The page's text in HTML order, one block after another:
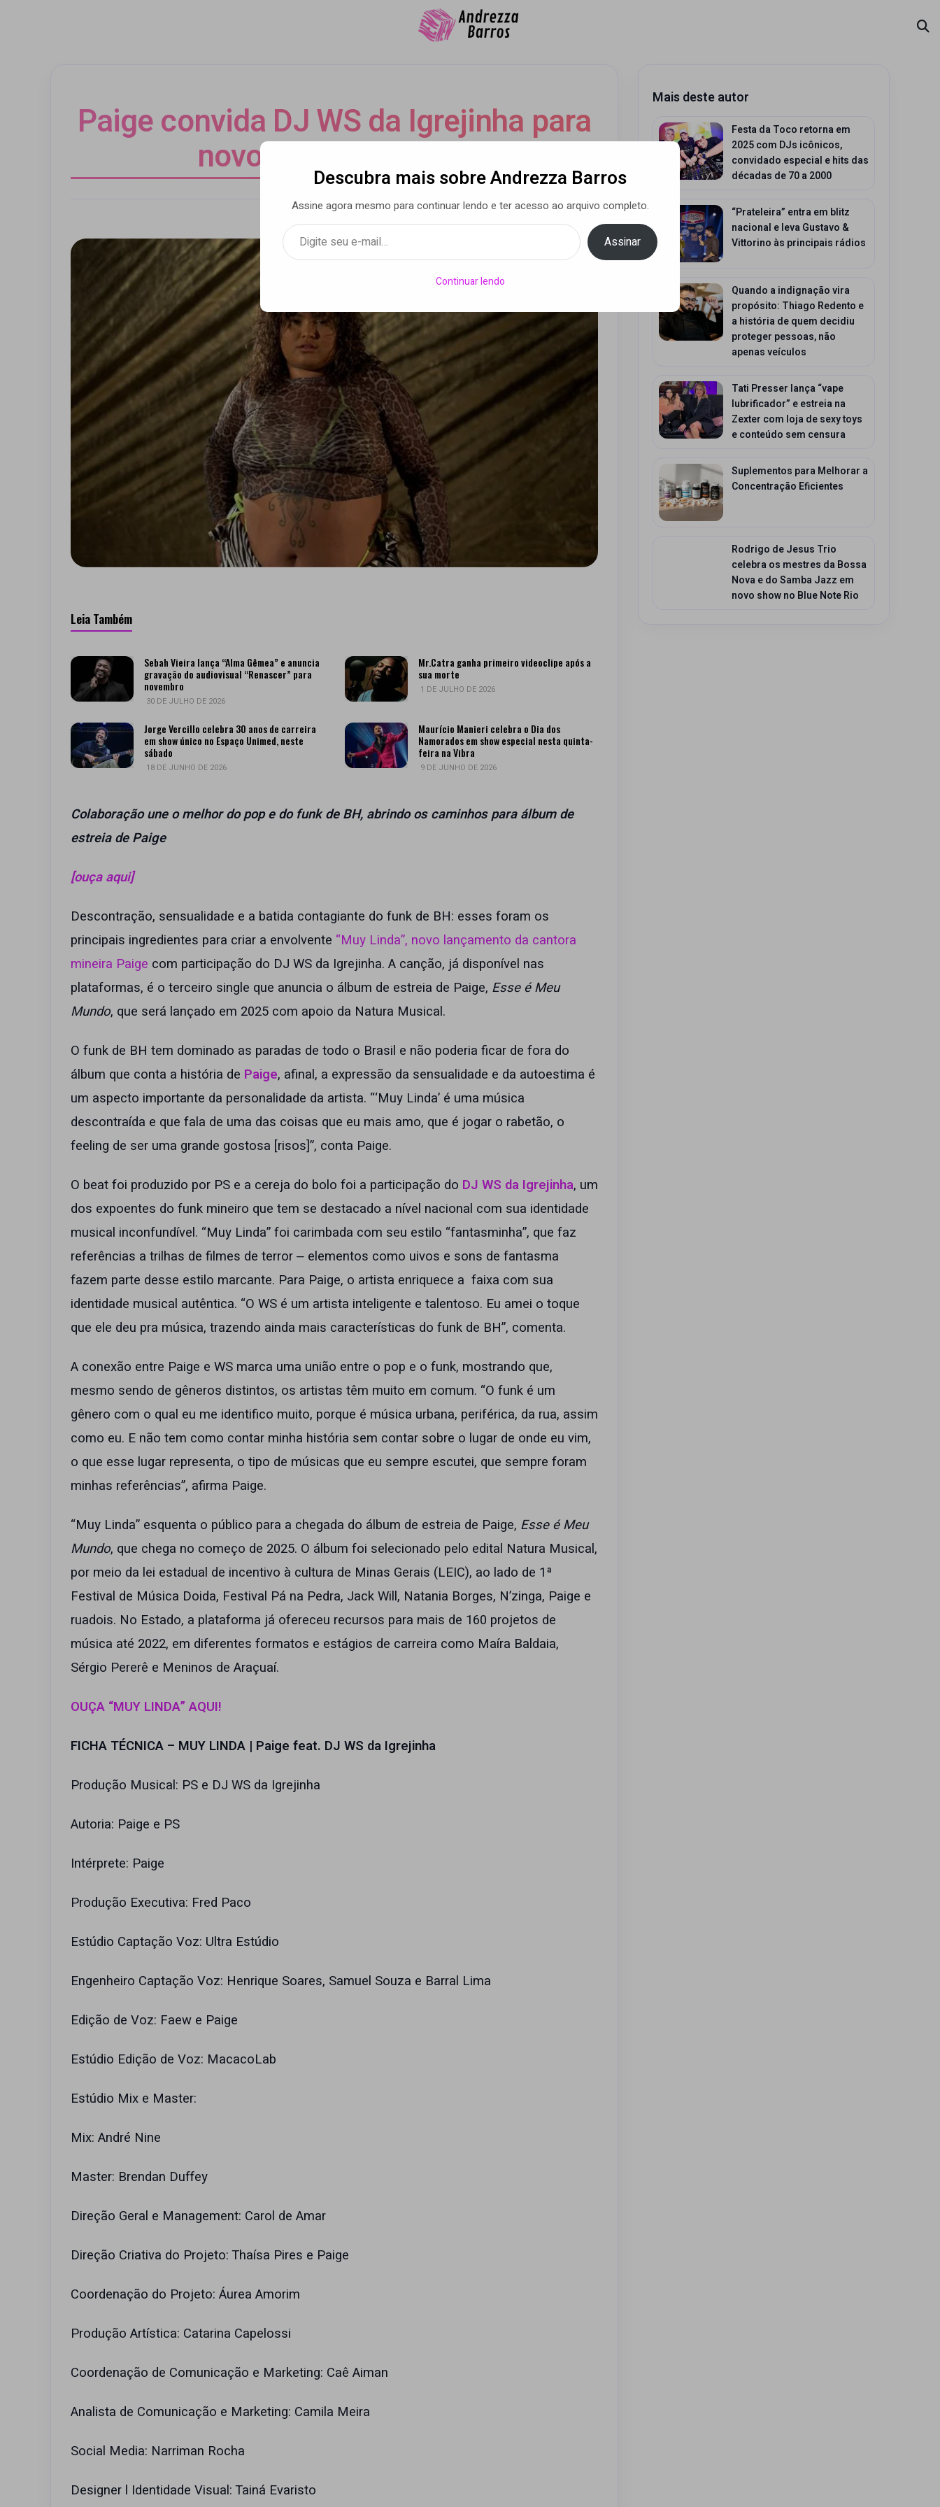
Paige convida DJ WS da Igrejinha para
novo hit “Muy Linda”
Por Luca Moreira • 22 nov 2024
Leia Também
Sebah Vieira lança “Alma Gêmea” e anuncia
gravação do audiovisual “Renascer” para
novembro
30 DE JULHO DE 2026
Mr.Catra ganha primeiro videoclipe após a
sua morte
1 DE JULHO DE 2026
Jorge Vercillo celebra 30 anos de carreira
em show único no Espaço Unimed, neste
sábado
18 DE JUNHO DE 2026
Maurício Manieri celebra o Dia dos
Namorados em show especial nesta quinta-
feira na Vibra
9 DE JUNHO DE 2026
Colaboração une o melhor do pop e do funk de BH, abrindo os caminhos para álbum de
estreia de Paige
[ouça aqui]
Descontração, sensualidade e a batida contagiante do funk de BH: esses foram os
principais ingredientes para criar a envolvente “Muy Linda”, novo lançamento da cantora
mineira Paige com participação do DJ WS da Igrejinha. A canção, já disponível nas
plataformas, é o terceiro single que anuncia o álbum de estreia de Paige, Esse é Meu
Mundo, que será lançado em 2025 com apoio da Natura Musical.
O funk de BH tem dominado as paradas de todo o Brasil e não poderia ficar de fora do
álbum que conta a história de Paige, afinal, a expressão da sensualidade e da autoestima é
um aspecto importante da personalidade da artista. “‘Muy Linda’ é uma música
descontraída e que fala de uma das coisas que eu mais amo, que é jogar o rabetão, o
feeling de ser uma grande gostosa [risos]”, conta Paige.
O beat foi produzido por PS e a cereja do bolo foi a participação do DJ WS da Igrejinha, um
dos expoentes do funk mineiro que tem se destacado a nível nacional com sua identidade
musical inconfundível. “Muy Linda” foi carimbada com seu estilo “fantasminha”, que faz
referências a trilhas de filmes de terror ‒ elementos como uivos e sons de fantasma
fazem parte desse estilo marcante. Para Paige, o artista enriquece a faixa com sua
identidade musical autêntica. “O WS é um artista inteligente e talentoso. Eu amei o toque
que ele deu pra música, trazendo ainda mais características do funk de BH”, comenta.
A conexão entre Paige e WS marca uma união entre o pop e o funk, mostrando que,
mesmo sendo de gêneros distintos, os artistas têm muito em comum. “O funk é um
gênero com o qual eu me identifico muito, porque é música urbana, periférica, da rua, assim
como eu. E não tem como contar minha história sem contar sobre o lugar de onde eu vim,
o que esse lugar representa, o tipo de músicas que eu sempre escutei, que sempre foram
minhas referências”, afirma Paige.
“Muy Linda” esquenta o público para a chegada do álbum de estreia de Paige, Esse é Meu
Mundo, que chega no começo de 2025. O álbum foi selecionado pelo edital Natura Musical,
por meio da lei estadual de incentivo à cultura de Minas Gerais (LEIC), ao lado de 1ª
Festival de Música Doida, Festival Pá na Pedra, Jack Will, Natania Borges, N’zinga, Paige e
ruadois. No Estado, a plataforma já ofereceu recursos para mais de 160 projetos de
música até 2022, em diferentes formatos e estágios de carreira como Maíra Baldaia,
Sérgio Pererê e Meninos de Araçuaí.
OUÇA “MUY LINDA” AQUI!
FICHA TÉCNICA – MUY LINDA | Paige feat. DJ WS da Igrejinha
Produção Musical: PS e DJ WS da Igrejinha
Autoria: Paige e PS
Intérprete: Paige
Produção Executiva: Fred Paco
Estúdio Captação Voz: Ultra Estúdio
Engenheiro Captação Voz: Henrique Soares, Samuel Souza e Barral Lima
Edição de Voz: Faew e Paige
Estúdio Edição de Voz: MacacoLab
Estúdio Mix e Master:
Mix: André Nine
Master: Brendan Duffey
Direção Geral e Management: Carol de Amar
Direção Criativa do Projeto: Thaísa Pires e Paige
Coordenação do Projeto: Áurea Amorim
Produção Artística: Catarina Capelossi
Coordenação de Comunicação e Marketing: Caê Aiman
Analista de Comunicação e Marketing: Camila Meira
Social Media: Narriman Rocha
Designer l Identidade Visual: Tainá Evaristo
Mais deste autor
Festa da Toco retorna em
2025 com DJs icônicos,
convidado especial e hits das
décadas de 70 a 2000
“Prateleira” entra em blitz
nacional e leva Gustavo &
Vittorino às principais rádios
Quando a indignação vira
propósito: Thiago Redento e
a história de quem decidiu
proteger pessoas, não
apenas veículos
Tati Presser lança “vape
lubrificador” e estreia na
Zexter com loja de sexy toys
e conteúdo sem censura
Suplementos para Melhorar a
Concentração Eficientes
Rodrigo de Jesus Trio
celebra os mestres da Bossa
Nova e do Samba Jazz em
novo show no Blue Note Rio
Descubra mais sobre Andrezza Barros
Assine agora mesmo para continuar lendo e ter acesso ao arquivo completo.
Digite seu e-mail…
Assinar
Continuar lendo